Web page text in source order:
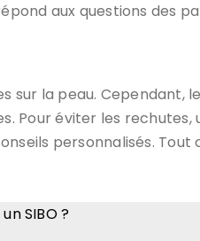
aux questions des
sur la peau.
éviter les rechutes,
personnalisés. Tout
SIBO ?